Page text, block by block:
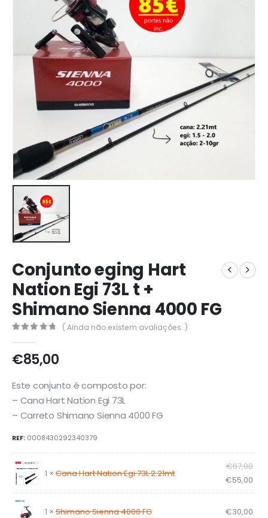
Conjunto eging Hart
Nation Egi 73L t +
Shimano Sienna 4000 FG
( Ainda não existem avaliações. )
€85,00
Este conjunto é composto por:
– Cana Hart Nation Egi 73L
– Carreto Shimano Sienna 4000 FG
REF: 0008430292340379
1 × Cana Hart Nation Egi 73L 2.21mt
€67,00O
€55,00
1 × Shimano Sienna 4000 FG €30,00